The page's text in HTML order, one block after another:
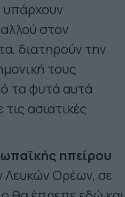
υπάρχουν
στον
διατηρούν την
τους
τα φυτά αυτά
ασιατικές
ηπείρου
Λευκών Ορέων, σε